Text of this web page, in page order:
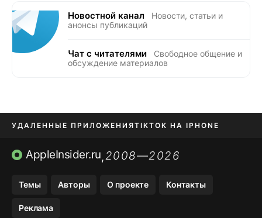
Новостной канал
Новости, статьи и
анонсы публикаций
Чат с читателями
Свободное общение и
обсуждение материалов
УДАЛЕННЫЕ ПРИЛОЖЕНИЯTIKTOK НА IPHONE
ПРИЛОЖЕНИЯ БЕЗ APP STORE
AppleInsider.ru,2008—2026
Темы Авторы О проекте Контакты
Реклама